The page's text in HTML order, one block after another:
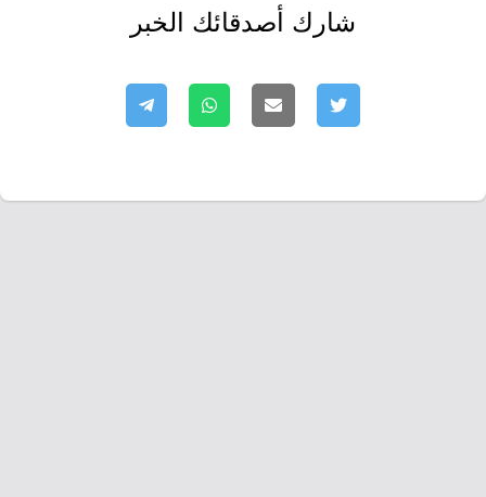
شارك أصدقائك الخبر